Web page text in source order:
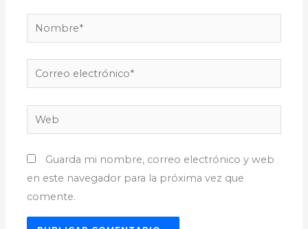
Nombre*
Correo
electrónico*
Web
Guarda mi nombre, correo electrónico y web
en este navegador para la próxima vez que
comente.